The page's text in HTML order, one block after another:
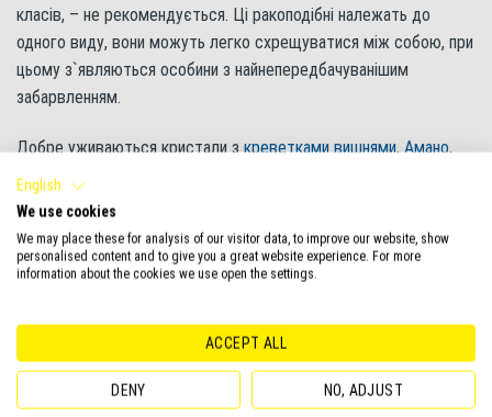
класів, – не рекомендується. Ці ракоподібні належать до
одного виду, вони можуть легко схрещуватися між собою, при
цьому з`являються особини з найнепередбачуванішим
забарвленням.
Добре уживаються кристали зкреветками вишнями,Амано,
фільтраторами.
Що стосується сумісності з рибками, то вибір краще зупинити
на дрібних миролюбних мешканцях –гупі,даніо,неонах,
мікрорасборах, дрібнихтетрахірайдужницях. Селити
кристалів зцихлідами (навіть спокійними
English
We use cookies
We may place these for analysis of our visitor data, to improve our website, show
personalised content and to give you a great website experience. For more
information about the cookies we use open the settings.
ACCEPT ALL
DENY NO, ADJUST